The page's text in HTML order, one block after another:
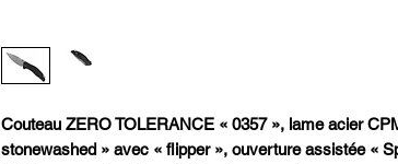
Couteau ZERO TOLERANCE « 0357 », lame acier
stonewashed » avec « flipper », ouverture assistée «